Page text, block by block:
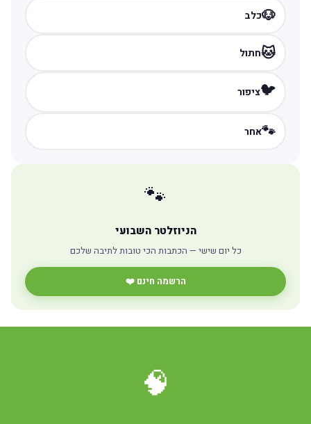
🐶כלב
🐱חתול
🐦ציפור
🐾אחר
🐾
הניוזלטר השבועי
כל יום שישי — הכתבות הכי טובות לתיבה שלכם
הרשמה חינם ❤️
🧠